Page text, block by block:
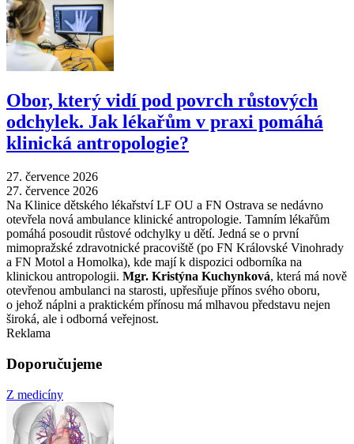
Obor, který vidí pod povrch růstových
odchylek. Jak lékařům v praxi pomáhá
klinická antropologie?
27. července 2026
27. července 2026
Na Klinice dětského lékařství LF OU a FN Ostrava se nedávno
otevřela nová ambulance klinické antropologie. Tamním lékařům
pomáhá posoudit růstové odchylky u dětí. Jedná se o první
mimopražské zdravotnické pracoviště (po FN Královské Vinohrady
a FN Motol a Homolka), kde mají k dispozici odborníka na
klinickou antropologii. Mgr. Kristýna Kuchynková, která má nově
otevřenou ambulanci na starosti, upřesňuje přínos svého oboru,
o jehož náplni a praktickém přínosu má mlhavou představu nejen
široká, ale i odborná veřejnost.
Reklama
Doporučujeme
Z medicíny